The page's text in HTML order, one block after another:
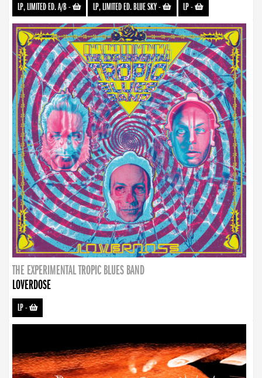
LP, LIMITED ED. A/B- LP, LIMITED ED. BLUE SKY- LP-
THE EXPERIMENTAL TROPIC BLUES BAND
LOVERDOSE
LP-